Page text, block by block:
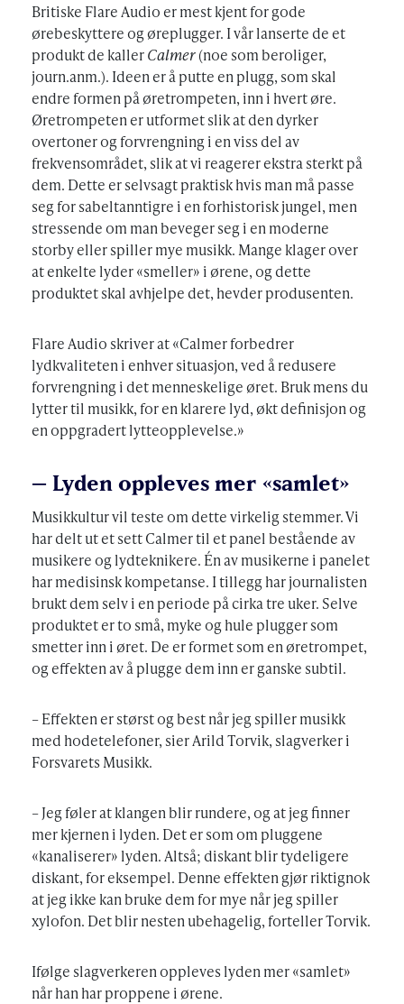
Britiske Flare Audio er mest kjent for gode
ørebeskyttere og øreplugger. I vår lanserte de et
produkt de kallerCalmer(noe som beroliger,
journ.anm.). Ideen er å putte en plugg, som skal
endre formen på øretrompeten, inn i hvert øre.
Øretrompeten er utformet slik at den dyrker
overtoner og forvrengning i en viss del av
frekvensområdet, slik at vi reagerer ekstra sterkt på
dem. Dette er selvsagt praktisk hvis man må passe
seg for sabeltanntigre i en forhistorisk jungel, men
stressende om man beveger seg i en moderne
storby eller spiller mye musikk. Mange klager over
at enkelte lyder «smeller» i ørene, og dette
produktet skal avhjelpe det, hevder produsenten.
Flare Audio skriver at «Calmer forbedrer
lydkvaliteten i enhver situasjon, ved å redusere
forvrengning i det menneskelige øret. Bruk mens du
lytter til musikk, for en klarere lyd, økt definisjon og
en oppgradert lytteopplevelse.»
– Lyden oppleves mer «samlet»
Musikkultur vil teste om dette virkelig stemmer. Vi
har delt ut et sett Calmer til et panel bestående av
musikere og lydteknikere. Én av musikerne i panelet
har medisinsk kompetanse. I tillegg har journalisten
brukt dem selv i en periode på cirka tre uker. Selve
produktet er to små, myke og hule plugger som
smetter inn i øret. De er formet som en øretrompet,
og effekten av å plugge dem inn er ganske subtil.
– Effekten er størst og best når jeg spiller musikk
med hodetelefoner, sier Arild Torvik, slagverker i
Forsvarets Musikk.
– Jeg føler at klangen blir rundere, og at jeg finner
mer kjernen i lyden. Det er som om pluggene
«kanaliserer» lyden. Altså; diskant blir tydeligere
diskant, for eksempel. Denne effekten gjør riktignok
at jeg ikke kan bruke dem for mye når jeg spiller
xylofon. Det blir nesten ubehagelig, forteller Torvik.
Ifølge slagverkeren oppleves lyden mer «samlet»
når han har proppene i ørene.